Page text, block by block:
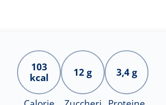
103
kcal
12 g 3,4 g